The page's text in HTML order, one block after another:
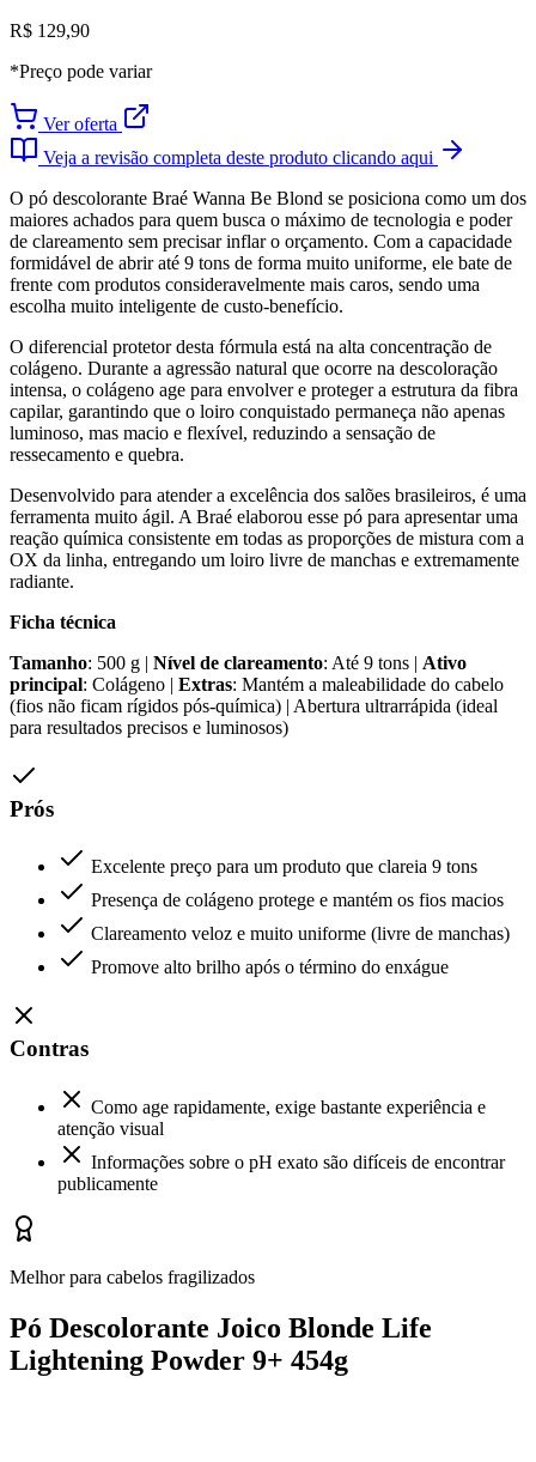
R$ 129,90
*Preço pode variar
Ver oferta
Veja a revisão completa deste produto clicando aqui
O pó descolorante Braé Wanna Be Blond se posiciona como um dos
maiores achados para quem busca o máximo de tecnologia e poder
de clareamento sem precisar inflar o orçamento. Com a capacidade
formidável de abrir até 9 tons de forma muito uniforme, ele bate de
frente com produtos consideravelmente mais caros, sendo uma
escolha muito inteligente de custo-benefício.
O diferencial protetor desta fórmula está na alta concentração de
colágeno. Durante a agressão natural que ocorre na descoloração
intensa, o colágeno age para envolver e proteger a estrutura da fibra
capilar, garantindo que o loiro conquistado permaneça não apenas
luminoso, mas macio e flexível, reduzindo a sensação de
ressecamento e quebra.
Desenvolvido para atender a excelência dos salões brasileiros, é uma
ferramenta muito ágil. A Braé elaborou esse pó para apresentar uma
reação química consistente em todas as proporções de mistura com a
OX da linha, entregando um loiro livre de manchas e extremamente
radiante.
Ficha técnica
Tamanho: 500 g | Nível de clareamento: Até 9 tons | Ativo
principal: Colágeno | Extras: Mantém a maleabilidade do cabelo
(fios não ficam rígidos pós-química) | Abertura ultrarrápida (ideal
para resultados precisos e luminosos)
Prós
Excelente preço para um produto que clareia 9 tons
Presença de colágeno protege e mantém os fios macios
Clareamento veloz e muito uniforme (livre de manchas)
Promove alto brilho após o término do enxágue
Contras
Como age rapidamente, exige bastante experiência e
atenção visual
Informações sobre o pH exato são difíceis de encontrar
publicamente
Melhor para cabelos fragilizados
Pó Descolorante Joico Blonde Life
Lightening Powder 9+ 454g